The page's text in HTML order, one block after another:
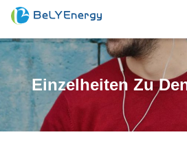
Einzelheiten Zu